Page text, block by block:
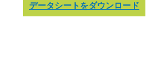
データシートをダウンロード